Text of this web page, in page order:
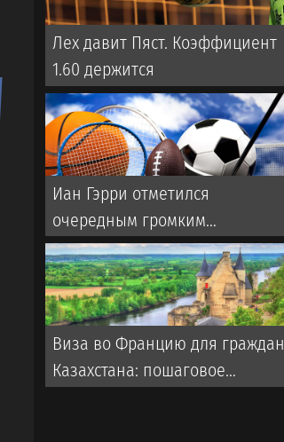
Лех давит Пяст. Коэффициент
1.60 держится
Иан Гэрри отметился
очередным громким
заявлением перед боем с
Махачевым
Виза во Францию для
Казахстана: пошаговое